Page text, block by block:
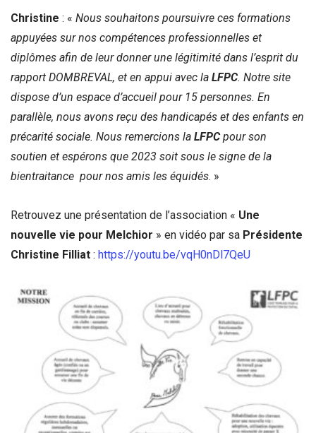
Christine : « Nous souhaitons poursuivre ces formations
appuyées sur nos compétences professionnelles et
diplômes afin de leur donner une légitimité dans l’esprit du
rapport DOMBREVAL, et en appui avec la LFPC. Notre site
dispose d’un espace d’accueil pour 15 personnes. En
parallèle, nous avons reçu des handicapés et des enfants en
précarité sociale. Nous remercions la LFPC pour son
soutien et espérons que 2023 soit sous le signe de la
bientraitance pour nos amis les équidés. »
Retrouvez une présentation de l’association « Une
nouvelle vie pour Melchior » en vidéo par sa Présidente
Christine Filliat : https://youtu.be/vqH0nDl7QeU